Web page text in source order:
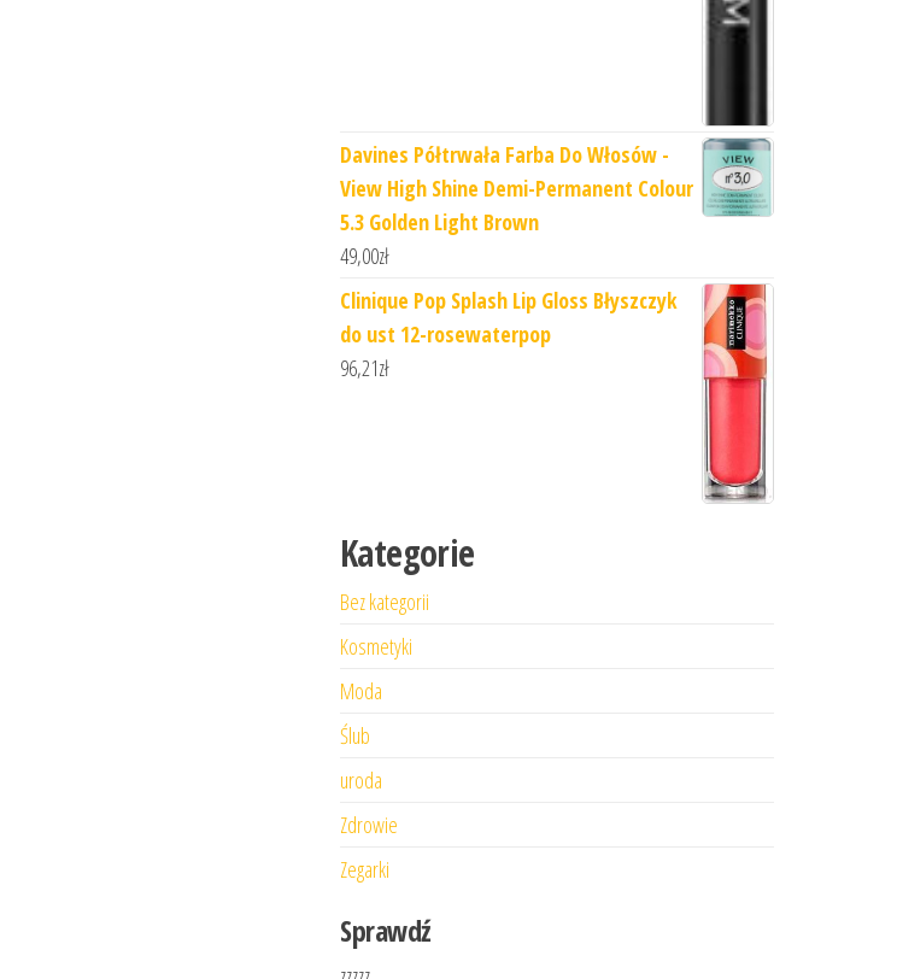
Davines Półtrwała Farba Do Włosów -
View High Shine Demi-Permanent Colour
5.3 Golden Light Brown
49,00zł
Clinique Pop Splash Lip Gloss Błyszczyk
do ust 12-rosewaterpop
96,21zł
Kategorie
Bez kategorii
Kosmetyki
Moda
Ślub
uroda
Zdrowie
Zegarki
Sprawdź